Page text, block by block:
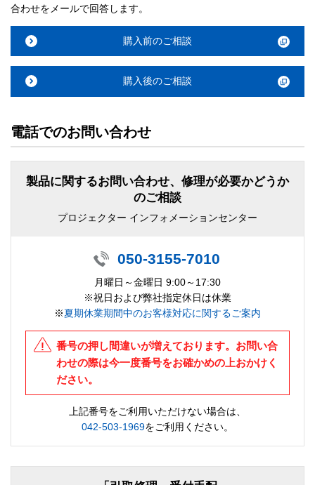
合わせをメールで回答します。
購入前のご相談
購入後のご相談
電話でのお問い合わせ
製品に関するお問い合わせ、修理が必要かどうか
のご相談
プロジェクター インフォメーションセンター
050-3155-7010
月曜日～金曜日 9:00～17:30
※祝日および弊社指定休日は休業
※夏期休業期間中のお客様対応に関するご案内
番号の押し間違いが増えております。お問い合
わせの際は今一度番号をお確かめの上おかけく
ださい。
上記番号をご利用いただけない場合は、
042-503-1969をご利用ください。